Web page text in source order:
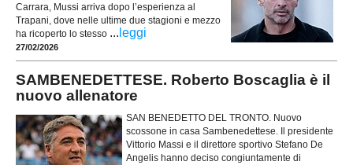
Carrara, Mussi arriva dopo l’esperienza al
Trapani, dove nelle ultime due stagioni e mezzo
ha ricoperto lo stesso ... leggi
27/02/2026
SAMBENEDETTESE. Roberto Boscaglia è il
nuovo allenatore
SAN BENEDETTO DEL TRONTO. Nuovo
scossone in casa Sambenedettese. Il presidente
Vittorio Massi e il direttore sportivo Stefano De
Angelis hanno deciso congiuntamente di